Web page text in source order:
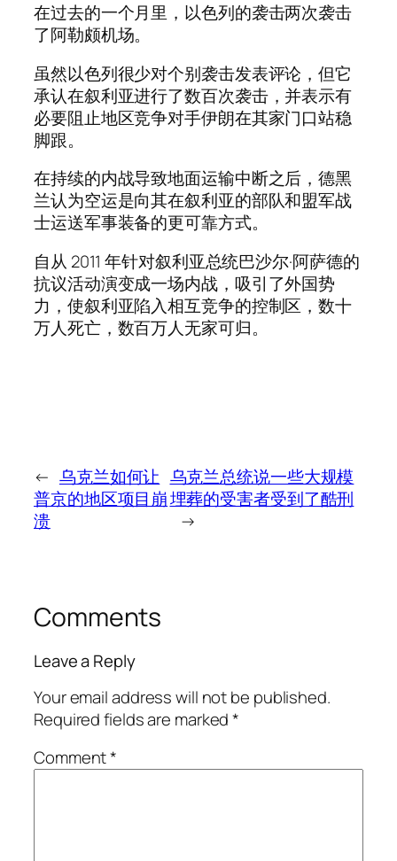
在过去的一个月里，以色列的袭击两次袭击
了阿勒颇机场。
虽然以色列很少对个别袭击发表评论，但它
承认在叙利亚进行了数百次袭击，并表示有
必要阻止地区竞争对手伊朗在其家门口站稳
脚跟。
在持续的内战导致地面运输中断之后，德黑
兰认为空运是向其在叙利亚的部队和盟军战
士运送军事装备的更可靠方式。
自从 2011 年针对叙利亚总统巴沙尔·阿萨德的
抗议活动演变成一场内战，吸引了外国势
力，使叙利亚陷入相互竞争的控制区，数十
万人死亡，数百万人无家可归。
← 乌克兰如何让
普京的地区项目崩
溃
乌克兰总统说一些大规模
埋葬的受害者受到了酷刑
→
Comments
Leave a Reply
Your email address will not be published.
Required fields are marked*
Comment*